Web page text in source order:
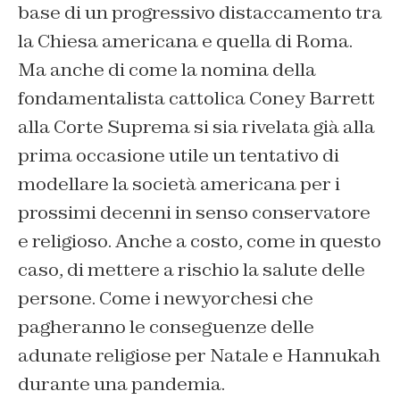
base di un progressivo distaccamento tra
la Chiesa americana e quella di Roma.
Ma anche di come la nomina della
fondamentalista cattolica Coney Barrett
alla Corte Suprema si sia rivelata già alla
prima occasione utile un tentativo di
modellare la società americana per i
prossimi decenni in senso conservatore
e religioso. Anche a costo, come in questo
caso, di mettere a rischio la salute delle
persone. Come i newyorchesi che
pagheranno le conseguenze delle
adunate religiose per Natale e Hannukah
durante una pandemia.